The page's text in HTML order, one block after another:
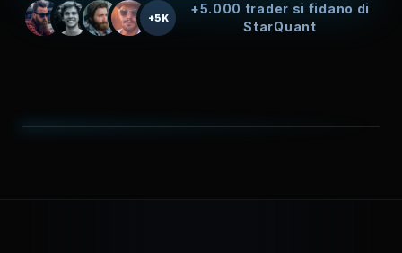
+5K
+5.000 trader si fidano di
StarQuant
ANTEPRIMA DELL'INTERFACCIA